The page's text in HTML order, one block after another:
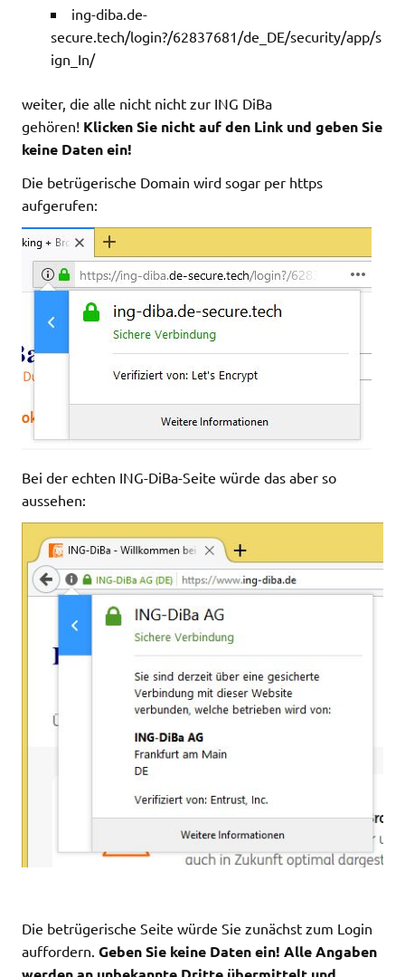
ing-diba.de-
secure.tech/login?/62837681/de_DE/security/app/s
ign_In/
weiter, die alle nicht nicht zur ING DiBa
gehören! Klicken Sie nicht auf den Link und geben Sie
keine Daten ein!
Die betrügerische Domain wird sogar per https
aufgerufen:
Bei der echten ING-DiBa-Seite würde das aber so
aussehen:
Die betrügerische Seite würde Sie zunächst zum Login
auffordern. Geben Sie keine Daten ein! Alle Angaben